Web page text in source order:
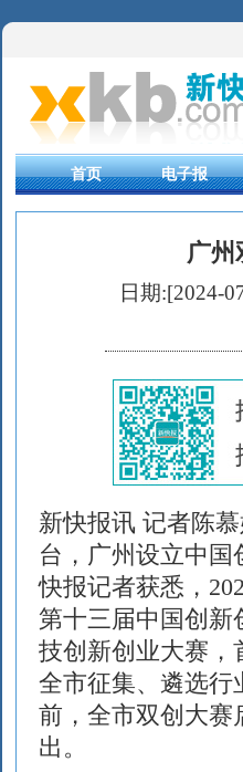
首页 电子报
广州
日期:[2024-
新快报讯 记者陈
台，广州设立中
快报记者获悉，
第十三届中国创新
技创新创业大赛，
全市征集、遴选行
前，全市双创大赛
出。